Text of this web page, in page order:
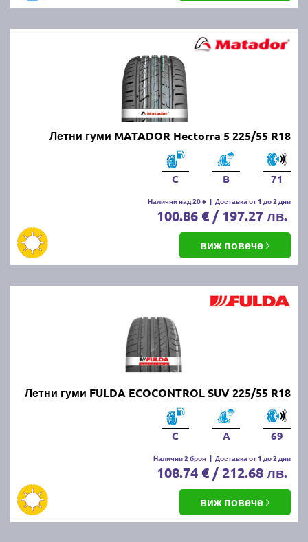
Летни гуми MATADOR Hectorra 5 225/55 R18
C B 71
Налични над 20 + | Доставка от 1 до 2 дни
100.86 € / 197.27 лв.
виж повече
Летни гуми FULDA ECOCONTROL SUV 225/55 R18
C A 69
Налични 2 броя | Доставка от 1 до 2 дни
108.74 € / 212.68 лв.
виж повече